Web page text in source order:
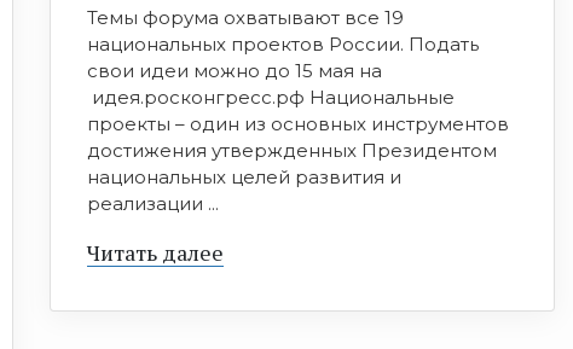
Темы форума охватывают все 19
национальных проектов России. Подать
свои идеи можно до 15 мая на
идея.росконгресс.рф Национальные
проекты – один из основных инструментов
достижения утвержденных Президентом
национальных целей развития и
реализации ...
Читать далее